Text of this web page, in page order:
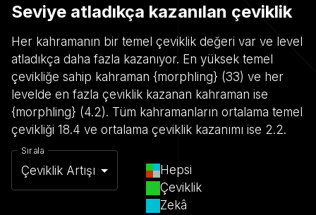
Seviye atladıkça kazanılan çeviklik
Her kahramanın bir temel çeviklik değeri var ve level
atladıkça daha fazla kazanıyor. En yüksek temel
çevikliğe sahip kahraman {morphling} (33) ve her
levelde en fazla çeviklik kazanan kahraman ise
{morphling} (4.2). Tüm kahramanların ortalama temel
çevikliği 18.4 ve ortalama çeviklik kazanımı ise 2.2.
Sırala
Çeviklik Artışı
Hepsi
Çeviklik
Zekâ